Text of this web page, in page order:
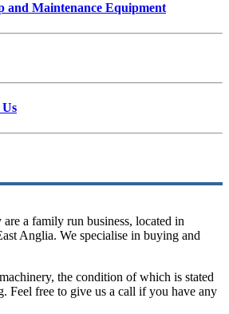
and Maintenance Equipment
a family run business, located in
Anglia. We specialise in buying and
the condition of which is stated
Feel free to give us a call if you have any